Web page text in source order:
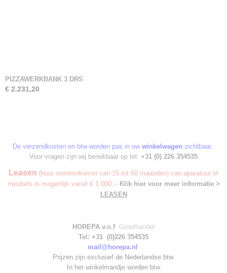
PIZZAWERKBANK 3 DRS
€ 2.231,20
De verzendkosten en btw worden pas in uw winkelwagen zichtbaar.
Voor vragen zijn wij bereikbaar op tel: +31 (0) 226 354535
Leasen (huur overeenkomst van 15 tot 60 maanden) van aparatuur of
meubels is mogenlijk vanaf € 1.000,-- Klik hier voor meer informatie >
LEASEN
HOREPA v.o.f Groothandel
Tel: +31 (0)226 354535
mail@horepa.nl
Prijzen zijn exclusief de Nederlandse btw.
In het winkelmandje worden btw